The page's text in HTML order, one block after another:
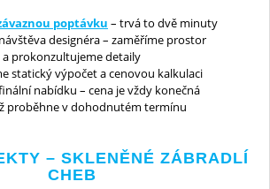
poptávku – trvá to dvě minuty
designéra – zaměříme prostor
a prokonzultujeme detaily
statický výpočet a cenovou kalkulaci
nabídku – cena je vždy konečná
proběhne v dohodnutém termínu
– SKLENĚNÉ ZÁBRADLÍ
CHEB